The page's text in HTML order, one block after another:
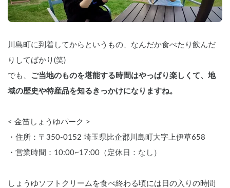
川島町に到着してからというもの、なんだか食べたり飲んだ
りしてばかり(笑)
でも、 ご当地のものを堪能する時間はやっぱり楽しくて、地
域の歴史や特産品を知るきっかけになりますね。
< 金笛しょうゆパーク >
・住所：〒350-0152 埼玉県比企郡川島町大字上伊草658
・営業時間：10:00~17:00（定休日：なし）
しょうゆソフトクリームを食べ終わる頃には日の入りの時間